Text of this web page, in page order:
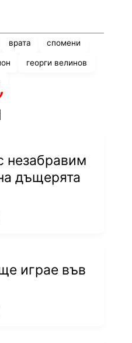
си изяви на
на
и Елваш
врата спомени
георги велинов
незабравим
дъщерята
favorites
играе във
favorites